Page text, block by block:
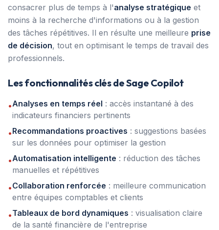
consacrer plus de temps à l'analyse stratégique et
moins à la recherche d'informations ou à la gestion
des tâches répétitives. Il en résulte une meilleure prise
de décision, tout en optimisant le temps de travail des
professionnels.
Les fonctionnalités clés de Sage Copilot
•Analyses en temps réel : accès instantané à des
indicateurs financiers pertinents
•Recommandations proactives : suggestions basées
sur les données pour optimiser la gestion
•Automatisation intelligente : réduction des tâches
manuelles et répétitives
•Collaboration renforcée : meilleure communication
entre équipes comptables et clients
•Tableaux de bord dynamiques : visualisation claire
de la santé financière de l'entreprise